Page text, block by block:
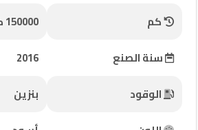
المعارض
الماركات
مطلوب
كم
150000 كم
سنة الصنع
2016
الوقود
بنزين